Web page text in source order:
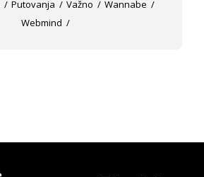
Putovanja Važno
Wannabe
Webmind